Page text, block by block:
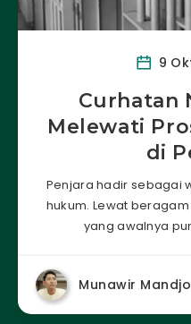
9
Curhatan
Melewati
di
Penjara hadir sebagai
hukum. Lewat
yang awalnya
Munawir Mandjo